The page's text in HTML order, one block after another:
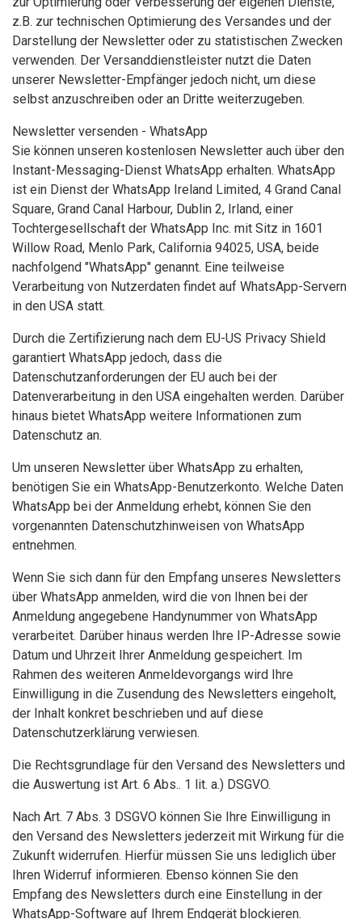
z.B. zur technischen Optimierung des Versandes und der
Darstellung der Newsletter oder zu statistischen Zwecken
verwenden. Der Versanddienstleister nutzt die Daten
unserer Newsletter-Empfänger jedoch nicht, um diese
selbst anzuschreiben oder an Dritte weiterzugeben.
Newsletter versenden - WhatsApp
Sie können unseren kostenlosen Newsletter auch über den
Instant-Messaging-Dienst WhatsApp erhalten. WhatsApp
ist ein Dienst der WhatsApp Ireland Limited, 4 Grand Canal
Square, Grand Canal Harbour, Dublin 2, Irland, einer
Tochtergesellschaft der WhatsApp Inc. mit Sitz in 1601
Willow Road, Menlo Park, California 94025, USA, beide
nachfolgend "WhatsApp" genannt. Eine teilweise
Verarbeitung von Nutzerdaten findet auf WhatsApp-Servern
in den USA statt.
Durch die Zertifizierung nach dem EU-US Privacy Shield
garantiert WhatsApp jedoch, dass die
Datenschutzanforderungen der EU auch bei der
Datenverarbeitung in den USA eingehalten werden. Darüber
hinaus bietet WhatsApp weitere Informationen zum
Datenschutz an.
Um unseren Newsletter über WhatsApp zu erhalten,
benötigen Sie ein WhatsApp-Benutzerkonto. Welche Daten
WhatsApp bei der Anmeldung erhebt, können Sie den
vorgenannten Datenschutzhinweisen von WhatsApp
entnehmen.
Wenn Sie sich dann für den Empfang unseres Newsletters
über WhatsApp anmelden, wird die von Ihnen bei der
Anmeldung angegebene Handynummer von WhatsApp
verarbeitet. Darüber hinaus werden Ihre IP-Adresse sowie
Datum und Uhrzeit Ihrer Anmeldung gespeichert. Im
Rahmen des weiteren Anmeldevorgangs wird Ihre
Einwilligung in die Zusendung des Newsletters eingeholt,
der Inhalt konkret beschrieben und auf diese
Datenschutzerklärung verwiesen.
Die Rechtsgrundlage für den Versand des Newsletters und
die Auswertung ist Art. 6 Abs.. 1 lit. a.) DSGVO.
Nach Art. 7 Abs. 3 DSGVO können Sie Ihre Einwilligung in
den Versand des Newsletters jederzeit mit Wirkung für die
Zukunft widerrufen. Hierfür müssen Sie uns lediglich über
Ihren Widerruf informieren. Ebenso können Sie den
Empfang des Newsletters durch eine Einstellung in der
WhatsApp-Software auf Ihrem Endgerät blockieren.